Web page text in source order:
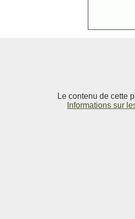
Le contenu de cette
Informations sur